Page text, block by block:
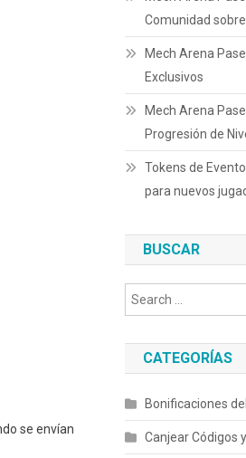
se envían
Comunidad
Mech Arena
Exclusivos
Mech Arena
Progresión de
Tokens de
para nuevos
BUSCAR
CATEGORÍAS
Bonificaciones
Canjear Códigos